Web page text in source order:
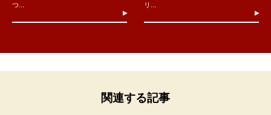
つ...
リ...
関連する記事